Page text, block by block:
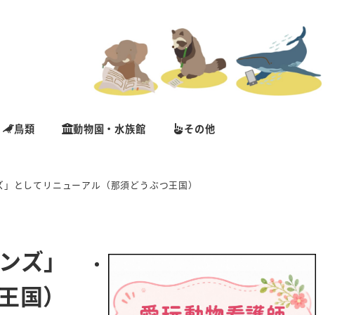
鳥類 動物園・水族館 その他
としてリニューアル（那須どうぶつ王国）
ズ」
）